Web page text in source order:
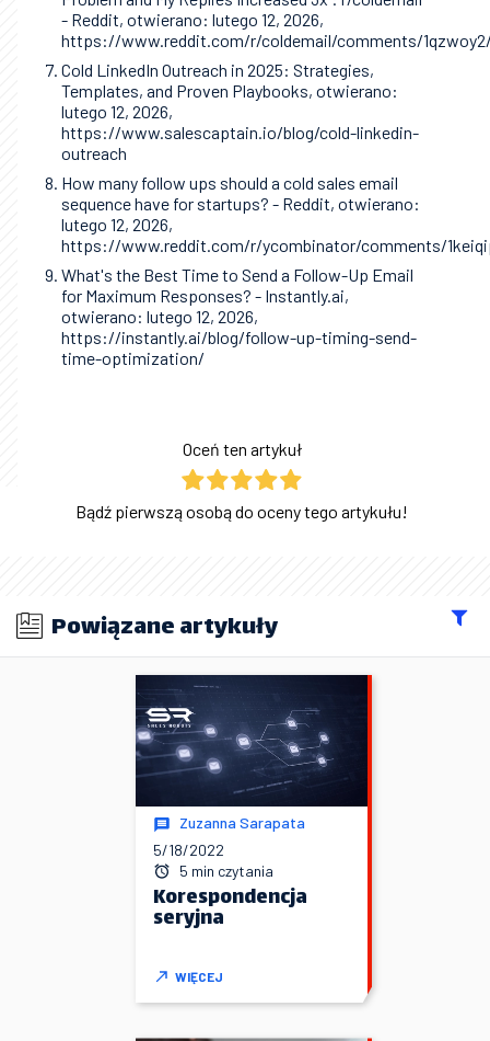
- Reddit, otwierano: lutego 12, 2026,
https://www.reddit.com/r/coldemail/comments/
Cold LinkedIn Outreach in 2025: Strategies,
Templates, and Proven Playbooks, otwierano:
lutego 12, 2026,
https://www.salescaptain.io/blog/cold-linkedin-
outreach
How many follow ups should a cold sales email
sequence have for startups? - Reddit, otwierano:
lutego 12, 2026,
https://www.reddit.com/r/ycombinator/comments/
What's the Best Time to Send a Follow-Up Email
for Maximum Responses? - Instantly.ai,
otwierano: lutego 12, 2026,
https://instantly.ai/blog/follow-up-timing-send-
time-optimization/
Oceń ten artykuł
Bądź pierwszą osobą do oceny tego artykułu!
Powiązane artykuły
Zuzanna Sarapata
5/18/2022
5 min czytania
Korespondencja
seryjna
WIĘCEJ